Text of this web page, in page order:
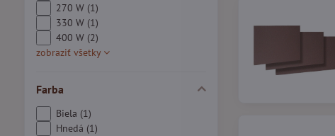
270 W (1)
330 W (1)
400 W (2)
zobraziť všetky
Farba
Biela (1)
Hnedá (1)